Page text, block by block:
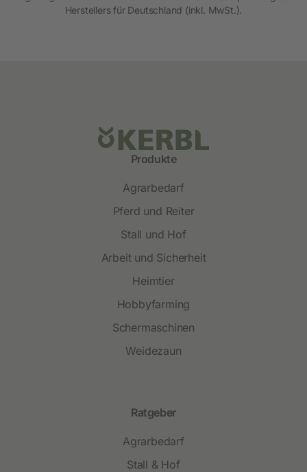
Herstellers für Deutschland (inkl. MwSt.).
Produkte
Agrarbedarf
Pferd und Reiter
Stall und Hof
Arbeit und Sicherheit
Heimtier
Hobbyfarming
Schermaschinen
Weidezaun
Ratgeber
Agrarbedarf
Stall & Hof